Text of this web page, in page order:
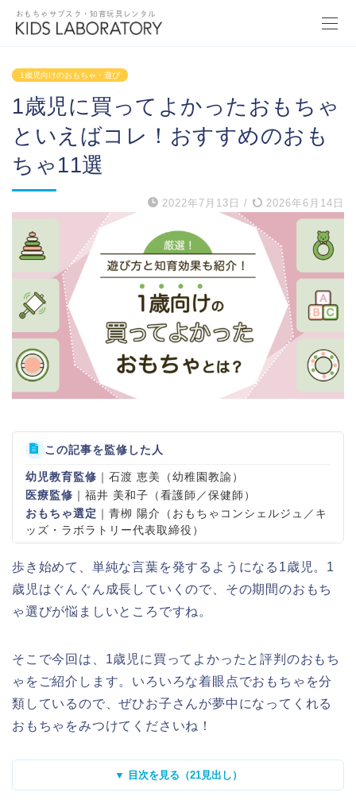
おもちゃサブスク・知育玩具レンタル
1歳児向けのおもちゃ・遊び
1歳児に買ってよかったおもちゃ
といえばコレ！おすすめのおも
ちゃ11選
2022年7月13日 / 2026年6月14日
この記事を監修した人
幼児教育監修 ｜石渡 恵美（幼稚園教諭）
医療監修 ｜福井 美和子（看護師／保健師）
おもちゃ選定 ｜青栁 陽介（おもちゃコンシェルジュ／キ
ッズ・ラボラトリー代表取締役）
歩き始めて、単純な言葉を発するようになる1歳児。1
歳児はぐんぐん成長していくので、その期間のおもち
ゃ選びが悩ましいところですね。
そこで今回は、1歳児に買ってよかったと評判のおもち
ゃをご紹介します。いろいろな着眼点でおもちゃを分
類しているので、ぜひお子さんが夢中になってくれる
おもちゃをみつけてくださいね！
▼ 目次を見る（21見出し）